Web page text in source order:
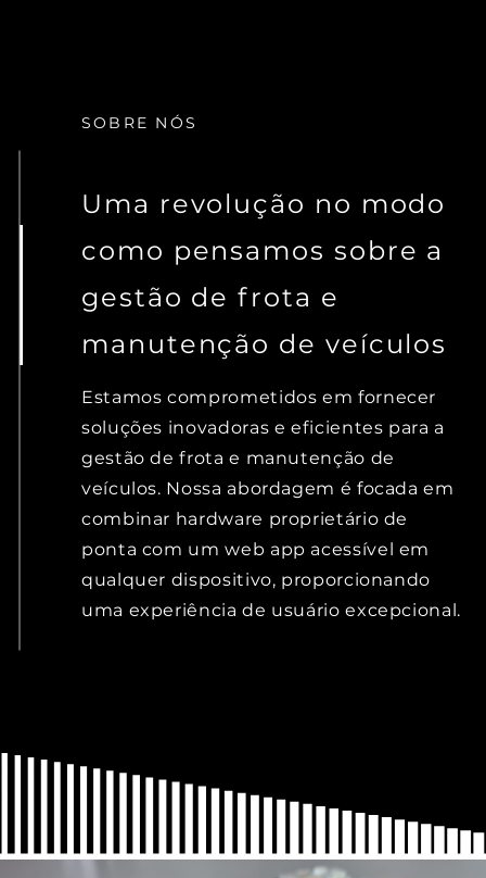
SOBRE NÓS
Uma revolução no modo
como pensamos sobre a
gestão de frota e
manutenção de veículos
Estamos comprometidos em fornecer
soluções inovadoras e eficientes para a
gestão de frota e manutenção de
veículos. Nossa abordagem é focada em
combinar hardware proprietário de
ponta com um web app acessível em
qualquer dispositivo, proporcionando
uma experiência de usuário excepcional.